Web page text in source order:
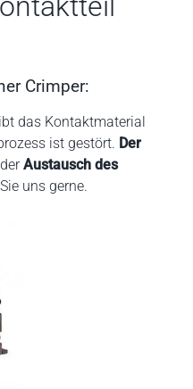
Crimper:
das Kontaktmaterial
ist gestört. Der
Austausch des
uns gerne.